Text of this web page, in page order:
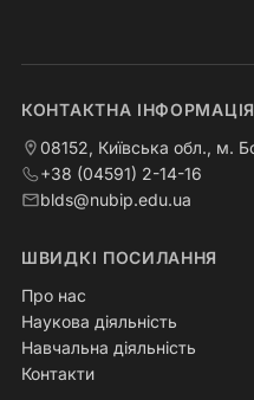
КОНТАКТНА ІНФОРМАЦІЯ
08152, Київська обл., м.
+38 (04591) 2-14-16
blds@nubip.edu.ua
ШВИДКІ ПОСИЛАННЯ
Про нас
Наукова діяльність
Навчальна діяльність
Контакти